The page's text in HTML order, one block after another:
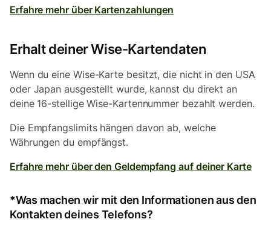
Erfahre mehr über Kartenzahlungen
Erhalt deiner Wise-Kartendaten
Wenn du eine Wise-Karte besitzt, die nicht in den USA
oder Japan ausgestellt wurde, kannst du direkt an
deine 16-stellige Wise-Kartennummer bezahlt werden.
Die Empfangslimits hängen davon ab, welche
Währungen du empfängst.
Erfahre mehr über den Geldempfang auf deiner Karte
*Was machen wir mit den Informationen aus den
Kontakten deines Telefons?